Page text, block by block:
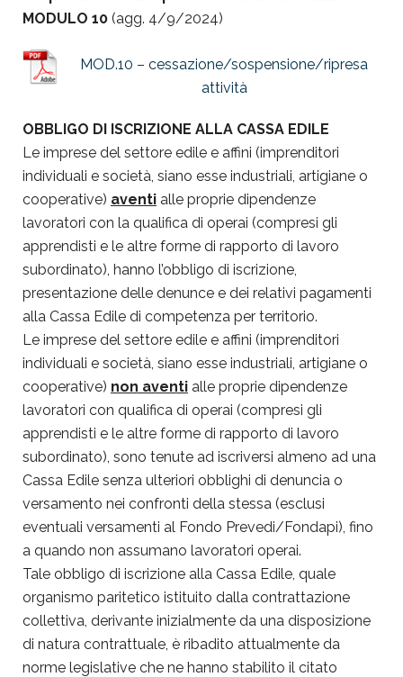
MODULO 10 (agg. 4/9/2024)
MOD.10 – cessazione/sospensione/ripresa
attività
OBBLIGO DI ISCRIZIONE ALLA CASSA EDILE
Le imprese del settore edile e affini (imprenditori
individuali e società, siano esse industriali, artigiane o
cooperative) aventi alle proprie dipendenze
lavoratori con la qualifica di operai (compresi gli
apprendisti e le altre forme di rapporto di lavoro
subordinato), hanno l’obbligo di iscrizione,
presentazione delle denunce e dei relativi pagamenti
alla Cassa Edile di competenza per territorio.
Le imprese del settore edile e affini (imprenditori
individuali e società, siano esse industriali, artigiane o
cooperative) non aventi alle proprie dipendenze
lavoratori con qualifica di operai (compresi gli
apprendisti e le altre forme di rapporto di lavoro
subordinato), sono tenute ad iscriversi almeno ad una
Cassa Edile senza ulteriori obblighi di denuncia o
versamento nei confronti della stessa (esclusi
eventuali versamenti al Fondo Prevedi/Fondapi), fino
a quando non assumano lavoratori operai.
Tale obbligo di iscrizione alla Cassa Edile, quale
organismo paritetico istituito dalla contrattazione
collettiva, derivante inizialmente da una disposizione
di natura contrattuale, è ribadito attualmente da
norme legislative che ne hanno stabilito il citato